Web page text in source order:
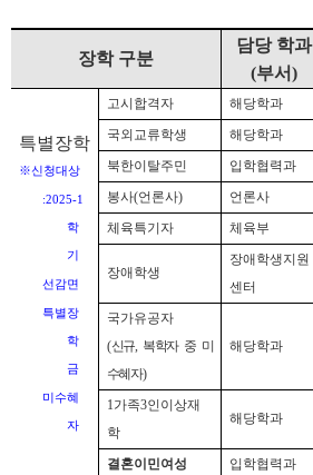
장학 구분
담당 학과
(부서)
특별장학
※신청대상
:2025-1
학
기
선감면
특별장
학
금
미수혜
자
고시합격자 해당학과
국외교류학생
해당학과
북한이탈주민
입학협력과
봉사(언론사)
언론사
체육특기자
체육부
장애학생
장애학생지원
센터
국가유공자
(신규, 복학자 중 미
수혜자)
해당학과
1가족3인이상재
학
해당학과
결혼이민여성 입학협력과